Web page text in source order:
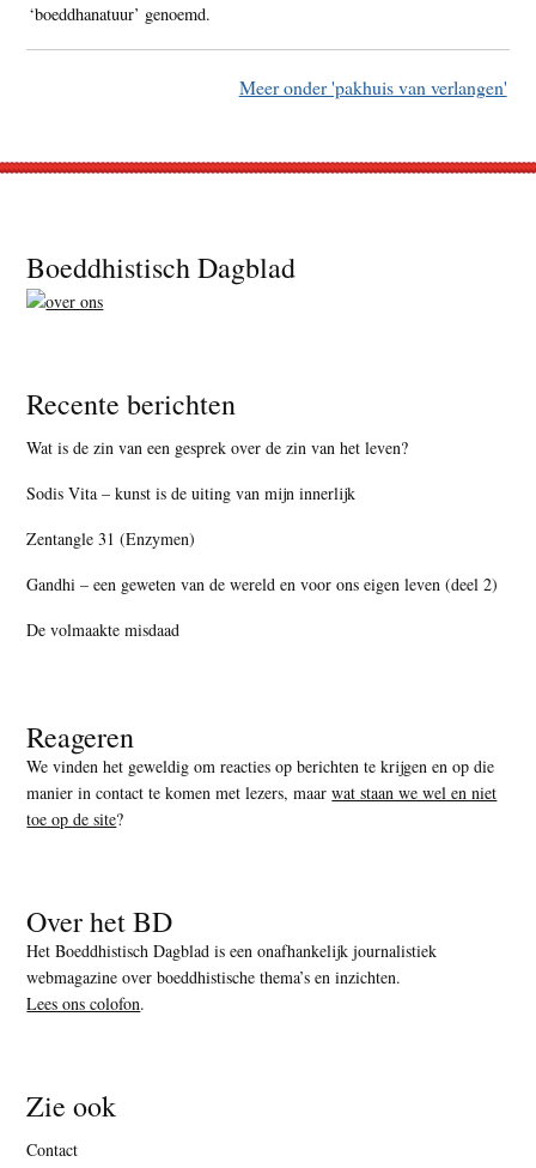
‘boeddhanatuur’ genoemd.
Meer onder 'pakhuis van verlangen'
Footer
Boeddhistisch Dagblad
Recente berichten
Wat is de zin van een gesprek over de zin van het leven?
Sodis Vita – kunst is de uiting van mijn innerlijk
Zentangle 31 (Enzymen)
Gandhi – een geweten van de wereld en voor ons eigen leven (deel 2)
De volmaakte misdaad
Reageren
We vinden het geweldig om reacties op berichten te krijgen en op die
manier in contact te komen met lezers, maarwat staan we wel en niet
toe op de site?
Over het BD
Het Boeddhistisch Dagblad is een onafhankelijk journalistiek
webmagazine over boeddhistische thema’s en inzichten.
Lees ons colofon.
Zie ook
Contact